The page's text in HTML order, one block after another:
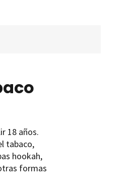
18 años.
tabaco,
hookah,
formas